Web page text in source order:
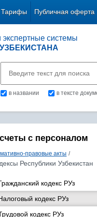
Тарифы Публичная оферта
системы
в названии в тексте
с персоналом
правовые акты /
Республики Узбекистан
кодекс РУз
кодекс РУз
кодекс РУз